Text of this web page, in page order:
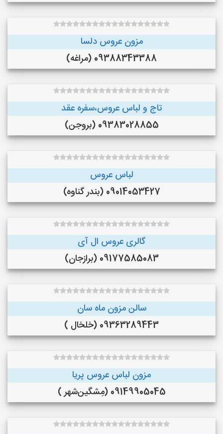
مزون عروس دلسا
09388343388 (مراغه)
تاج و لباس عروس،سفره عقد
09383028855 (بروجن)
لباس عروس
09014053427 (بندر گناوه)
گالری عروس ال آی
09177585083 (برازجان)
سالن مزون ماه سان
09363289443 (خلخال )
مزون لباس عروس پریا
09149905045 (مِشگین‌شهر )